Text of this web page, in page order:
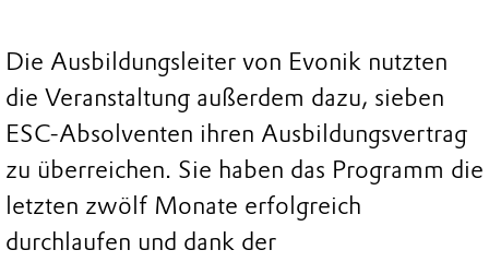
Die Ausbildungsleiter von Evonik nutzten
die Veranstaltung außerdem dazu, sieben
ESC-Absolventen ihren Ausbildungsvertrag
zu überreichen. Sie haben das Programm die
letzten zwölf Monate erfolgreich
durchlaufen und dank der